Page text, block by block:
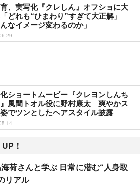
、実写化『クレしん』オフショに大
どれも“ひまわり”すぎて大正解」
んなイメージ変わるのか」
29
ショートムービー『クレヨンしんち
風間トオル役に野村康太 爽やかス
でツンとしたヘアスタイル披露
14
！
海荷さんと学ぶ 日常に潜む“人身取
リアル